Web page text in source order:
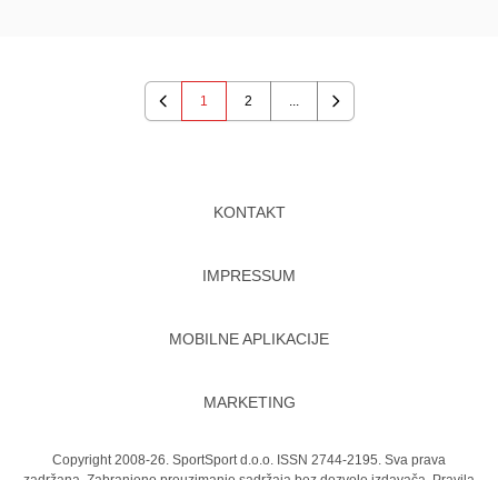
Previous
1 2 ...
Next
KONTAKT
IMPRESSUM
MOBILNE APLIKACIJE
MARKETING
Copyright 2008-26. SportSport d.o.o. ISSN 2744-2195. Sva prava